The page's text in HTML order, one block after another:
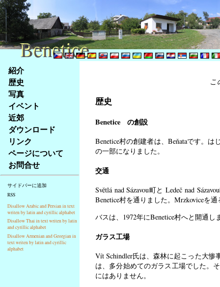
Na
obsah
stránky
Klávesové
zkratky
tomto
webu
základní
Hlavní
strana
紹介
歴史
写真
イベント
近郊
ダウンロード
リンク
ページについて
お問合せ
サイドバーに追加
RSS
Disallow Arabic and Persian in text
writen by latin and cyrillic alphabet
Disallow Thai in text writen by latin
and cyrillic alphabet
Disallow Armenian and Georgian in
text writen by latin and cyrillic
alphabet
こ
歴史
Benetice の創設
Benetice村の創建者は、Beňataです。は
の一部になりました。
交通
Světlá nad Sázavou町と Ledeč nad
Benetice村を通りました。Mrzkoviceを
バスは、1972年にBenetice村へと開通し
ガラス工場
Vít Schindler氏は、森林に起こった大惨
は、多分始めてのガラス工場でした。
にはありません。
Benetice
Benetice